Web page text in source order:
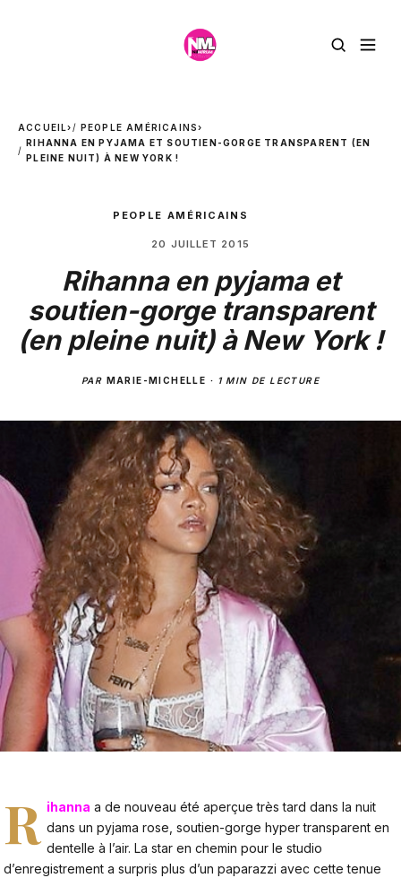
ACCUEIL› PEOPLE AMÉRICAINS›
RIHANNA EN PYJAMA ET SOUTIEN-GORGE TRANSPARENT (EN
PLEINE NUIT) À NEW YORK !
PEOPLE AMÉRICAINS
20 JUILLET 2015
Rihanna en pyjama et
soutien-gorge transparent
(en pleine nuit) à New York !
PAR MARIE-MICHELLE · 1 MIN DE LECTURE
R ihanna a de nouveau été aperçue très tard dans la nuit
dans un pyjama rose, soutien-gorge hyper transparent en
dentelle à l’air. La star en chemin pour le studio
d’enregistrement a surpris plus d’un paparazzi avec cette tenue